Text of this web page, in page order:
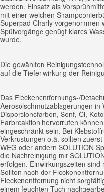
werden. Einsatz als
mit einer weichen
Superpad Charly vorgenommen
Spülvorgänge genügt klares
wurde.
Die gewählten
auf die Tiefenwirkung der
Das Fleckenentfernungs-/
Aerosolschmutzablagerungen in
Dispersionsfarben, Senf, Öl,
Farbreaktion hervorrufen
eingeschränkt sein. Bei
Verkrustungen o.ä. sollten
WEG oder andern SOLUTION
die Nachreinigung mit
erfolgen. Einwirkungszeiten
Sollten nach der
Fleckenentfernung nicht
einem feuchten Tuch